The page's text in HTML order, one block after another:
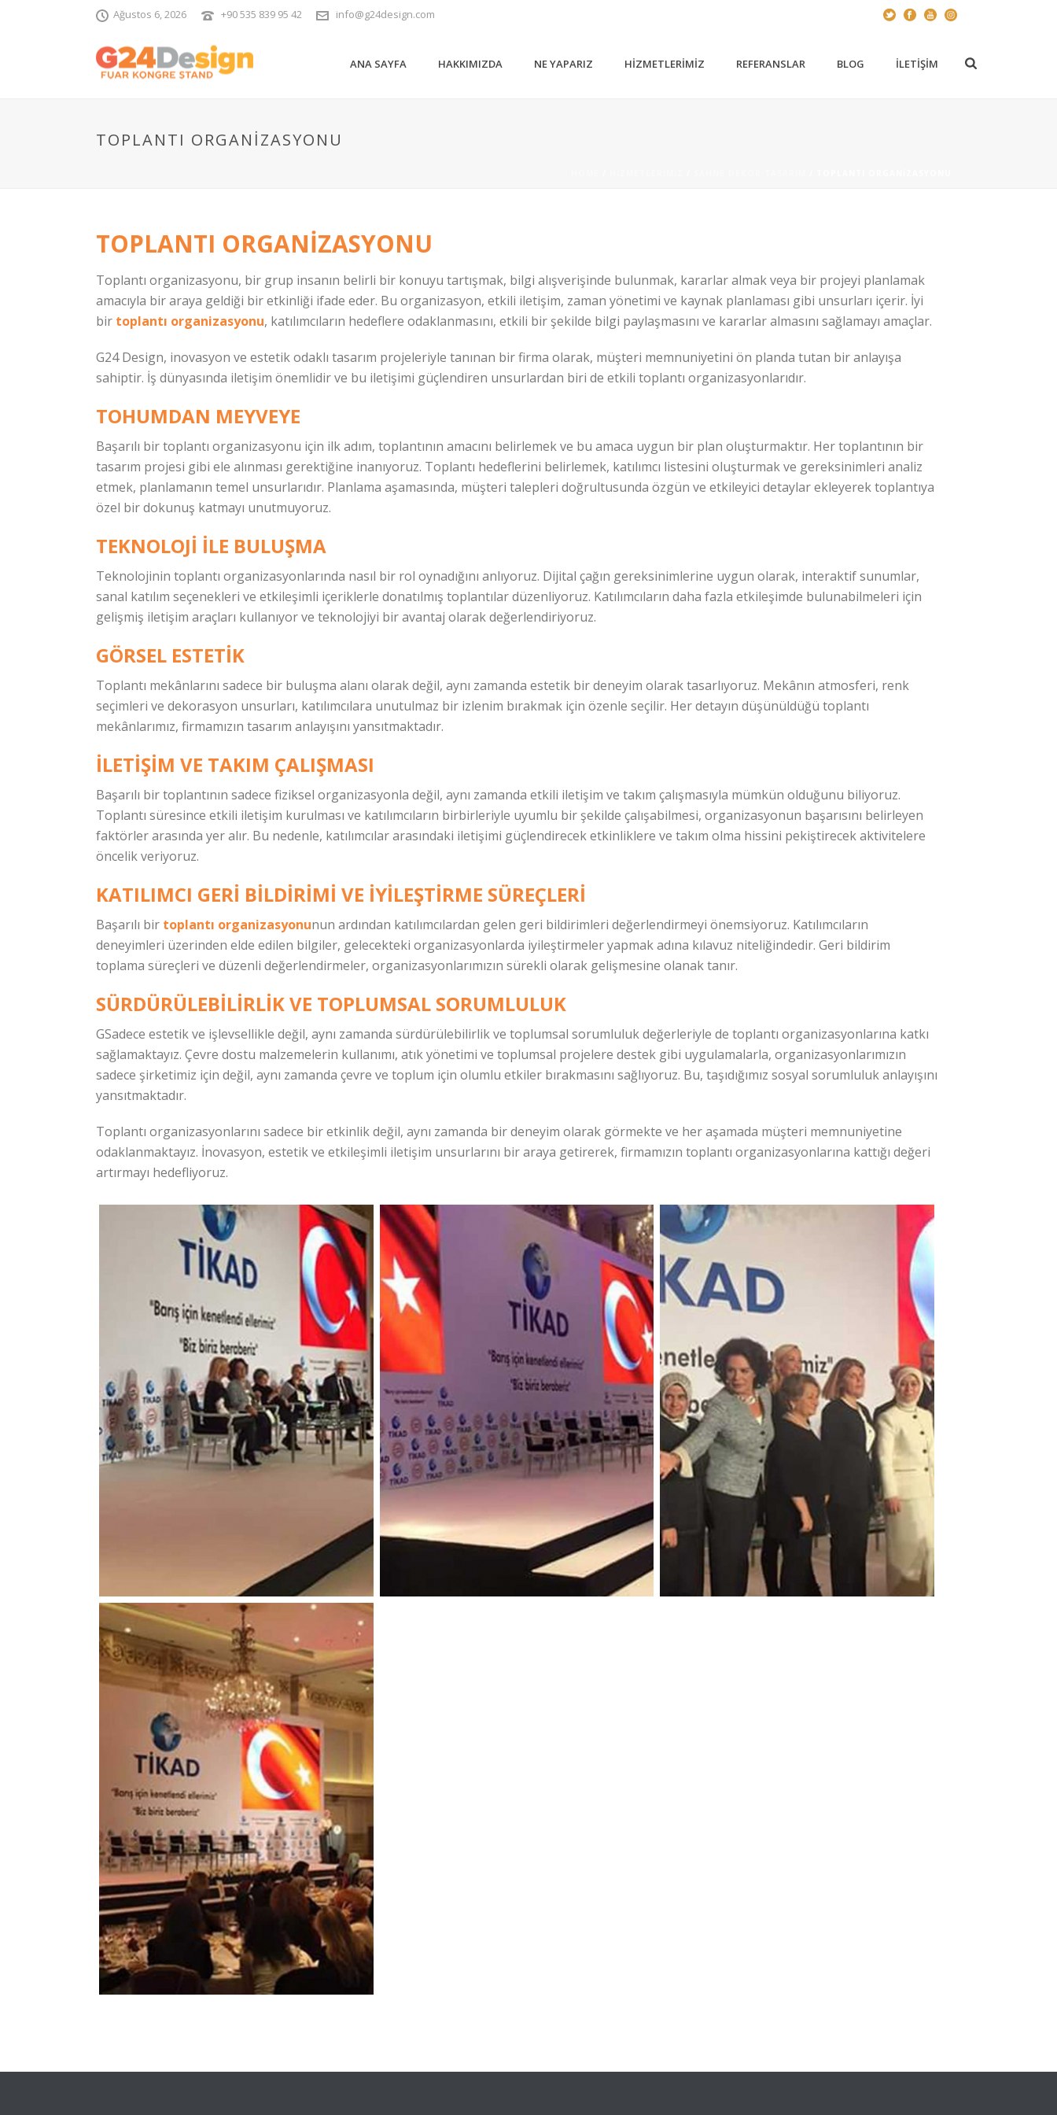
Ağustos 6, 2026 +90 535 839 95 42 info@g24design.com
ANA SAYFA HAKKIMIZDA NE YAPARIZ HIZMETLERIMIZ REFERANSLAR BLOG İLETIŞIM
TOPLANTI ORGANIZASYONU
TOPLANTI ORGANIZASYONU
Toplantı organizasyonu, bir grup insanın belirli bir konuyu tartışmak, bilgi alışverişinde bulunmak, kararlar almak veya bir projeyi planlamak
amacıyla bir araya geldiği bir etkinliği ifade eder. Bu organizasyon, etkili iletişim, zaman yönetimi ve kaynak planlaması gibi unsurları içerir. İyi
bir toplantı organizasyonu, katılımcıların hedeflere odaklanmasını, etkili bir şekilde bilgi paylaşmasını ve kararlar almasını sağlamayı amaçlar.
G24 Design, inovasyon ve estetik odaklı tasarım projeleriyle tanınan bir firma olarak, müşteri memnuniyetini ön planda tutan bir anlayışa
sahiptir. İş dünyasında iletişim önemlidir ve bu iletişimi güçlendiren unsurlardan biri de etkili toplantı organizasyonlarıdır.
TOHUMDAN MEYVEYE
Başarılı bir toplantı organizasyonu için ilk adım, toplantının amacını belirlemek ve bu amaca uygun bir plan oluşturmaktır. Her toplantının bir
tasarım projesi gibi ele alınması gerektiğine inanıyoruz. Toplantı hedeflerini belirlemek, katılımcı listesini oluşturmak ve gereksinimleri analiz
etmek, planlamanın temel unsurlarıdır. Planlama aşamasında, müşteri talepleri doğrultusunda özgün ve etkileyici detaylar ekleyerek toplantıya
özel bir dokunuş katmayı unutmuyoruz.
TEKNOLOJI ILE BULUŞMA
Teknolojinin toplantı organizasyonlarında nasıl bir rol oynadığını anlıyoruz. Dijital çağın gereksinimlerine uygun olarak, interaktif sunumlar,
sanal katılım seçenekleri ve etkileşimli içeriklerle donatılmış toplantılar düzenliyoruz. Katılımcıların daha fazla etkileşimde bulunabilmeleri için
gelişmiş iletişim araçları kullanıyor ve teknolojiyi bir avantaj olarak değerlendiriyoruz.
GÖRSEL ESTETIK
Toplantı mekânlarını sadece bir buluşma alanı olarak değil, aynı zamanda estetik bir deneyim olarak tasarlıyoruz. Mekânın atmosferi, renk
seçimleri ve dekorasyon unsurları, katılımcılara unutulmaz bir izlenim bırakmak için özenle seçilir. Her detayın düşünüldüğü toplantı
mekânlarımız, firmamızın tasarım anlayışını yansıtmaktadır.
İLETIŞIM VE TAKIM ÇALIŞMASI
Başarılı bir toplantının sadece fiziksel organizasyonla değil, aynı zamanda etkili iletişim ve takım çalışmasıyla mümkün olduğunu biliyoruz.
Toplantı süresince etkili iletişim kurulması ve katılımcıların birbirleriyle uyumlu bir şekilde çalışabilmesi, organizasyonun başarısını belirleyen
faktörler arasında yer alır. Bu nedenle, katılımcılar arasındaki iletişimi güçlendirecek etkinliklere ve takım olma hissini pekiştirecek aktivitelere
öncelik veriyoruz.
KATILIMCI GERI BILDIRIMI VE İYILEŞTIRME SÜREÇLERI
Başarılı bir toplantı organizasyonunun ardından katılımcılardan gelen geri bildirimleri değerlendirmeyi önemsiyoruz. Katılımcıların
deneyimleri üzerinden elde edilen bilgiler, gelecekteki organizasyonlarda iyileştirmeler yapmak adına kılavuz niteliğindedir. Geri bildirim
toplama süreçleri ve düzenli değerlendirmeler, organizasyonlarımızın sürekli olarak gelişmesine olanak tanır.
SÜRDÜRÜLEBILIRLIK VE TOPLUMSAL SORUMLULUK
GSadece estetik ve işlevsellikle değil, aynı zamanda sürdürülebilirlik ve toplumsal sorumluluk değerleriyle de toplantı organizasyonlarına katkı
sağlamaktayız. Çevre dostu malzemelerin kullanımı, atık yönetimi ve toplumsal projelere destek gibi uygulamalarla, organizasyonlarımızın
sadece şirketimiz için değil, aynı zamanda çevre ve toplum için olumlu etkiler bırakmasını sağlıyoruz. Bu, taşıdığımız sosyal sorumluluk anlayışını
yansıtmaktadır.
Toplantı organizasyonlarını sadece bir etkinlik değil, aynı zamanda bir deneyim olarak görmekte ve her aşamada müşteri memnuniyetine
odaklanmaktayız. İnovasyon, estetik ve etkileşimli iletişim unsurlarını bir araya getirerek, firmamızın toplantı organizasyonlarına kattığı değeri
artırmayı hedefliyoruz.